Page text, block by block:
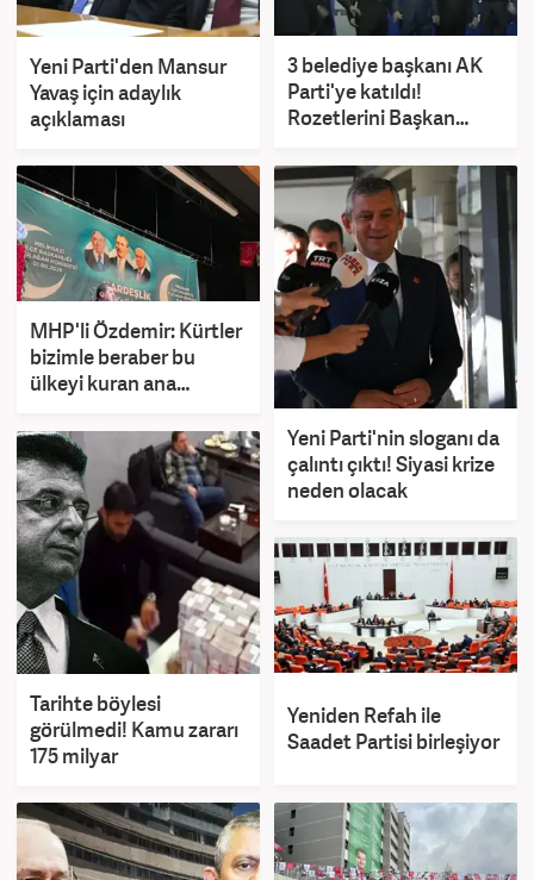
Yeni Parti'den Mansur
Yavaş için adaylık
açıklaması
3 belediye başkanı AK
Parti'ye katıldı!
Rozetlerini Başkan
MHP'li Özdemir: Kürtler
bizimle beraber bu
ülkeyi kuran ana
Yeni Parti'nin sloganı da
çalıntı çıktı! Siyasi krize
neden olacak
Tarihte böylesi
görülmedi! Kamu zararı
175 milyar
Yeniden Refah ile
Saadet Partisi birleşiyor